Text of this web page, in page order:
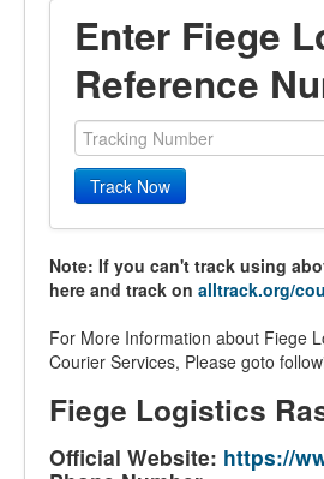
Enter Fiege
Reference
Track Now
Note: If you can't track using
here and track on alltrack.org/
For More Information about Fiege
Courier Services, Please goto
Fiege Logistics
Official Website: https://